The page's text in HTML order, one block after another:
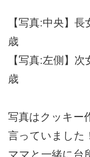
【写真:中央】
歳
【写真:左側】
歳
写真はクッキー
言っていました
ママと一緒に台